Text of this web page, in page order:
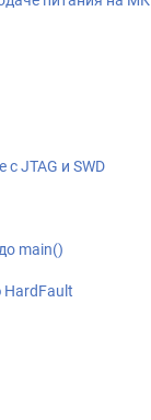
JTAG и SWD
main()
HardFault